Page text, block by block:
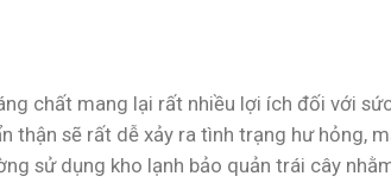
chất mang lại rất nhiều lợi ích đối với
sẽ rất dễ xảy ra tình trạng hư hỏng,
sử dụng kho lạnh bảo quản trái cây